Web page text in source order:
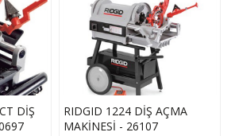
DİŞ
RIDGID 1224 DİŞ AÇMA
MAKİNESİ - 26107